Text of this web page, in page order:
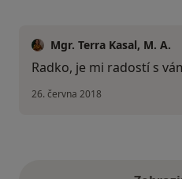
Mgr. Terra Kasal, M. A.
Radko, je mi radostí s
26. června 2018